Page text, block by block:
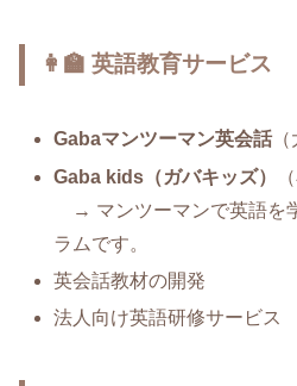
👩‍🏫 英語教育サービス
Gabaマンツーマン英会話（
Gaba kids（ガバキッズ）
→ マンツーマンで英語を
ラムです。
英会話教材の開発
法人向け英語研修サービス